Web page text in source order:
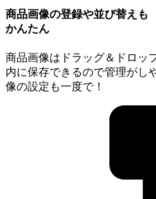
商品画像の登録や並び替えも
かんたん
商品画像はドラッグ＆ドロッ
内に保存できるので管理がし
像の設定も一度で！